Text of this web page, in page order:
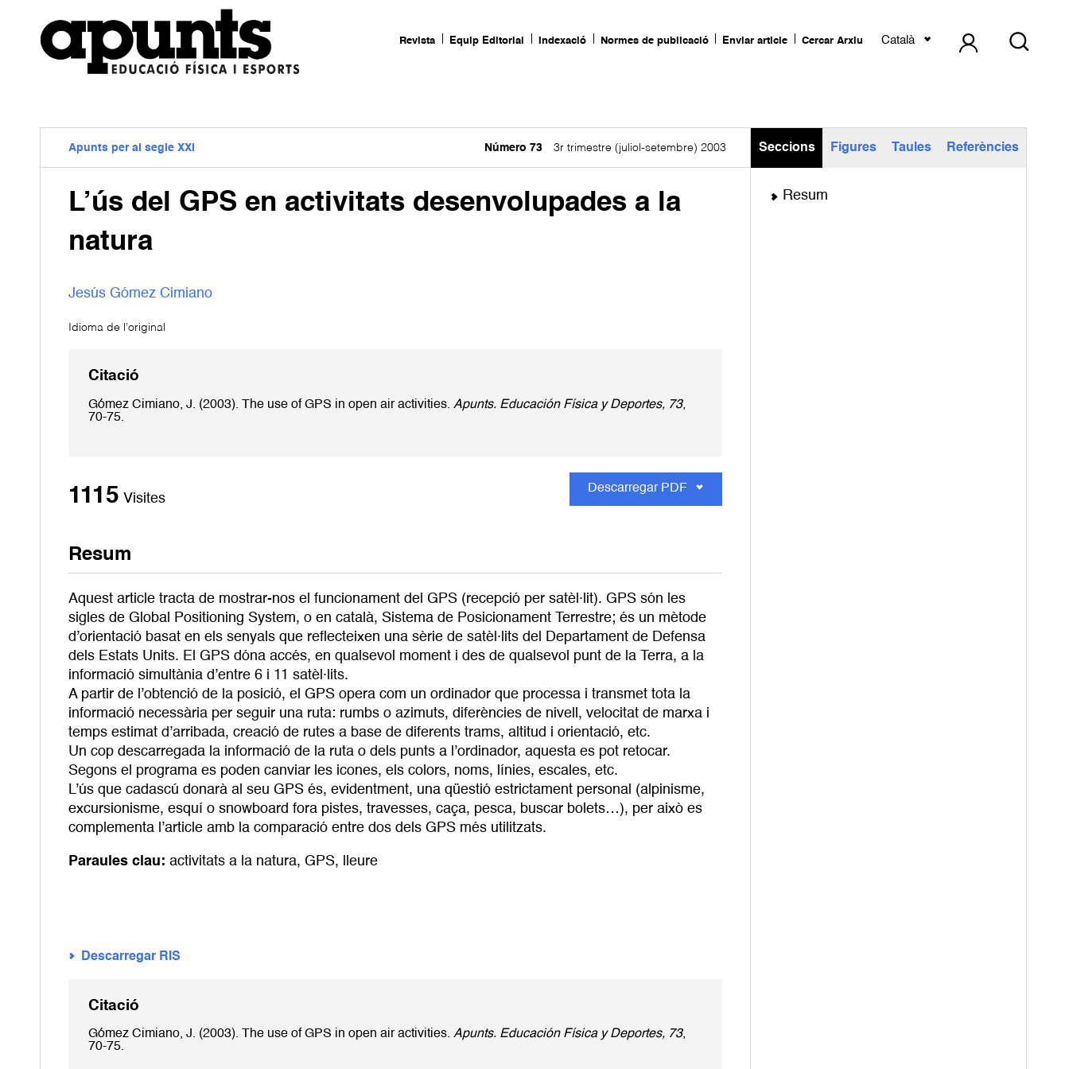
Revista Equip Editorial Indexació Normes de publicació Enviar article Cercar Arxiu Català
Apunts per al segle XXI Número 73 3r trimestre (juliol-setembre) 2003
L’ús del GPS en activitats desenvolupades a la
natura
Jesús Gómez Cimiano
Idioma de l’original
Citació
Gómez Cimiano, J. (2003). The use of GPS in open air activities. Apunts. Educación Física y Deportes, 73,
70-75.
1115 Visites
Descarregar PDF
Resum
Aquest article tracta de mostrar-nos el funcionament del GPS (recepció per satèl·lit). GPS són les
sigles de Global Positioning System, o en català, Sistema de Posicionament Terrestre; és un mètode
d’orientació basat en els senyals que reflecteixen una sèrie de satèl·lits del Departament de Defensa
dels Estats Units. El GPS dóna accés, en qualsevol moment i des de qualsevol punt de la Terra, a la
informació simultània d’entre 6 i 11 satèl·lits.
A partir de l’obtenció de la posició, el GPS opera com un ordinador que processa i transmet tota la
informació necessària per seguir una ruta: rumbs o azimuts, diferències de nivell, velocitat de marxa i
temps estimat d’arribada, creació de rutes a base de diferents trams, altitud i orientació, etc.
Un cop descarregada la informació de la ruta o dels punts a l’ordinador, aquesta es pot retocar.
Segons el programa es poden canviar les icones, els colors, noms, línies, escales, etc.
L’ús que cadascú donarà al seu GPS és, evidentment, una qüestió estrictament personal (alpinisme,
excursionisme, esquí o snowboard fora pistes, travesses, caça, pesca, buscar bolets…), per això es
complementa l’article amb la comparació entre dos dels GPS més utilitzats.
Paraules clau: activitats a la natura, GPS, lleure
Descarregar RIS
Citació
Gómez Cimiano, J. (2003). The use of GPS in open air activities. Apunts. Educación Física y Deportes, 73,
70-75.
Seccions Figures Taules Referències
Resum